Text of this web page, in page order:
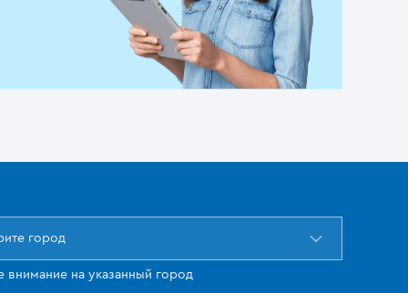
город
внимание на указанный город